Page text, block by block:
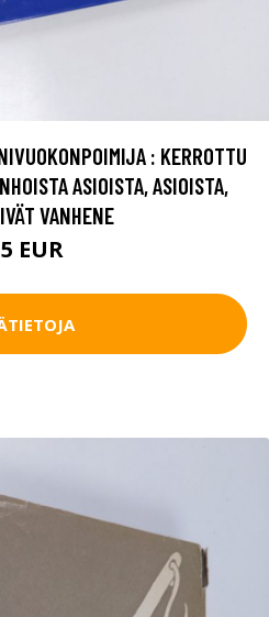
: KERROTTU
ASIOISTA, ASIOISTA,
VANHENE
EUR